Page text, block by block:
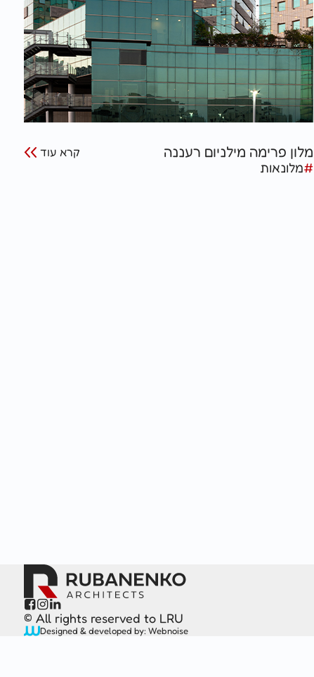
מלון פרימה מילניום רעננה קרא עוד
#מלונאות



All rights reserved to LRU ©
Designed & developed by: Webnoise